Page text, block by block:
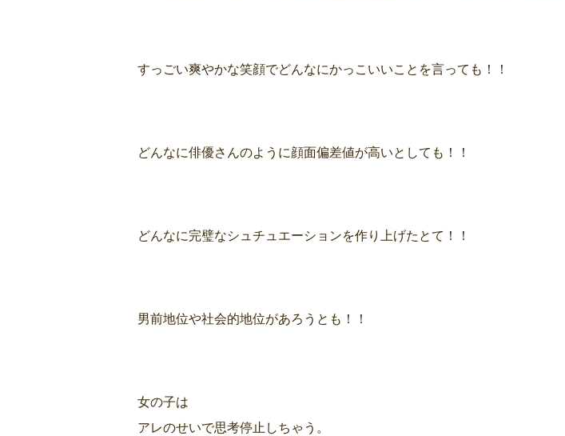
すっごい爽やかな笑顔でどんなにかっこいいことを言っても！！
どんなに俳優さんのように顔面偏差値が高いとしても！！
どんなに完璧なシュチュエーションを作り上げたとて！！
男前地位や社会的地位があろうとも！！
女の子は
アレのせいで思考停止しちゃう。